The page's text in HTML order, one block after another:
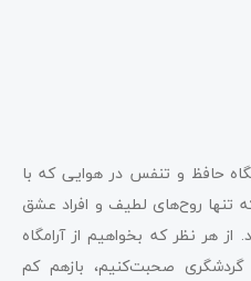
حافظ و تنفس در هوایی که با
تنها روح‌های لطیف و افراد عشق
هر نظر که بخواهیم از آرامگاه
صحبت‌کنیم، بازهم کم